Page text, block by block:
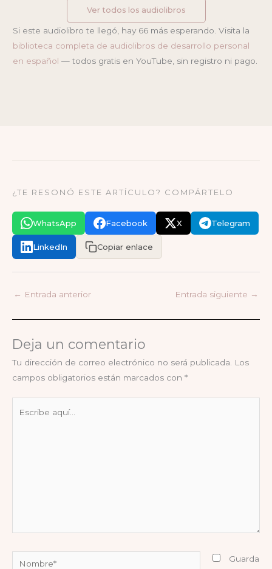
Ver todos los audiolibros
Si este audiolibro te llegó, hay 66 más esperando. Visita la
biblioteca completa de audiolibros de desarrollo personal
en español — todos gratis en YouTube, sin registro ni pago.
¿TE RESONÓ ESTE ARTÍCULO? COMPÁRTELO
WhatsApp Facebook X Telegram
LinkedIn Copiar enlace
← Entrada anterior Entrada siguiente →
Deja un comentario
Tu dirección de correo electrónico no será publicada.
Los
campos obligatorios están marcados con *
Nombre*
Guarda